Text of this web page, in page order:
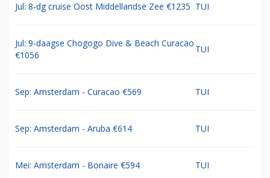
Jul: 8-dg cruise Oost Middellandse Zee €1235 TUI
Jul: 9-daagse Chogogo Dive & Beach Curacao
€1056
TUI
Sep: Amsterdam - Curacao €569 TUI
Sep: Amsterdam - Aruba €614 TUI
Mei: Amsterdam - Bonaire €594 TUI